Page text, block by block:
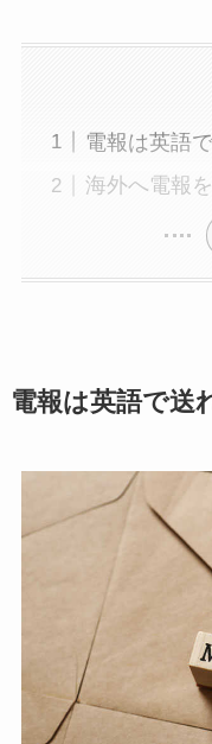
お悔やみ
お盆・新
プリザー
ソープフ
カード型
越前和紙
西陣織物
電報は英語
海外へ電報
電報は英語で送